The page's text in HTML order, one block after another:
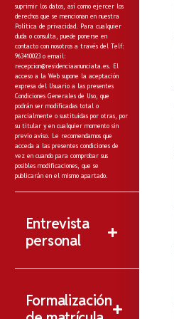
suprimir los datos, así como ejercer los
derechos que se mencionan en nuestra
Política de privacidad . Para cualquier
duda o consulta, puede ponerse en
contacto con nosotros a través del Telf:
963410023 o email:
recepcion@residenciaanunciata.es. El
acceso a la Web supone la aceptación
expresa del Usuario a las presentes
Condiciones Generales de Uso, que
podrán ser modificadas total o
parcialmente o sustituidas por otras, por
su titular y en cualquier momento sin
previo aviso. Le recomendamos que
acceda a las presentes condiciones de
vez en cuando para comprobar sus
posibles modificaciones, que se
publicarán en el mismo apartado.
Entrevista
personal
Formalización